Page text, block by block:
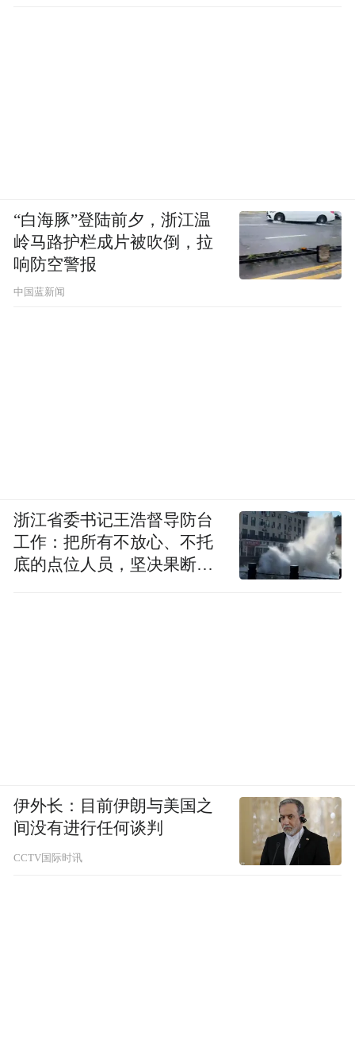
“白海豚”登陆前夕，浙江温
岭马路护栏成片被吹倒，拉
响防空警报
中国蓝新闻
浙江省委书记王浩督导防台
工作：把所有不放心、不托
底的点位人员，坚决果断转
伊外长：目前伊朗与美国之
间没有进行任何谈判
CCTV国际时讯